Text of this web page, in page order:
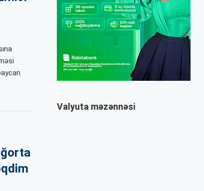
Valyuta məzənnəsi